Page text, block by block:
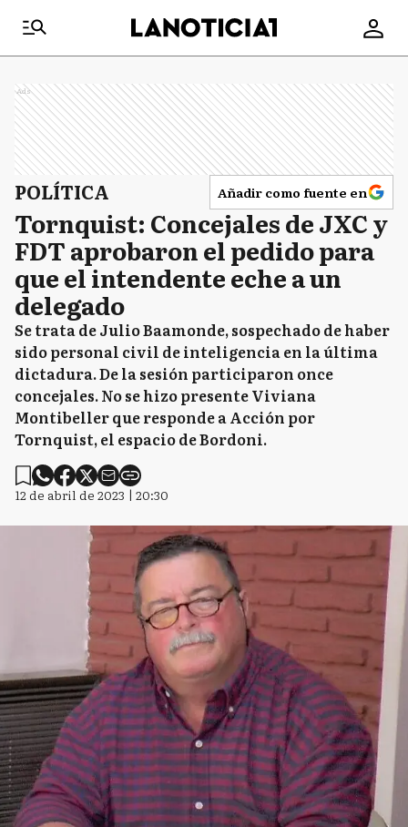
Ads
POLÍTICA Añadir como fuente en
Tornquist: Concejales de JXC y
FDT aprobaron el pedido para
que el intendente eche a un
delegado
Se trata de Julio Baamonde, sospechado de haber
sido personal civil de inteligencia en la última
dictadura. De la sesión participaron once
concejales. No se hizo presente Viviana
Montibeller que responde a Acción por
Tornquist, el espacio de Bordoni.
12 de abril de 2023 | 20:30